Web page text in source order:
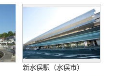
新水俣駅（水俣市）